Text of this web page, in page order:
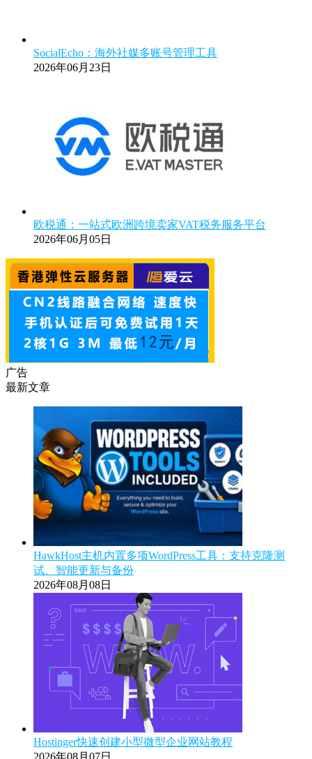
SocialEcho：海外社媒多账号管理工具
2026年06月23日
欧税通：一站式欧洲跨境卖家VAT税务服务平台
2026年06月05日
广告
最新文章
HawkHost主机内置多项WordPress工具：支持克隆测
试、智能更新与备份
2026年08月08日
Hostinger快速创建小型微型企业网站教程